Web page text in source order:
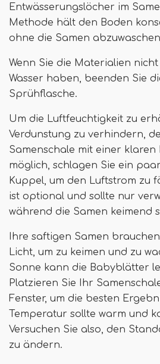
Entwässerungslöcher im
Methode hält den Boden
ohne die Samen
Wenn Sie die Materialien
Wasser haben, beenden Sie
Sprühflasche.
Um die Luftfeuchtigkeit zu
Verdunstung zu verhindern,
Samenschale mit einer klaren
möglich, schlagen Sie ein
Kuppel, um den Luftstrom zu
ist optional und sollte nur
während die Samen keimend
Ihre saftigen Samen
Licht, um zu keimen und zu
Sonne kann die Babyblätter
Platzieren Sie Ihr
Fenster, um die besten
Temperatur sollte warm und
Versuchen Sie also, den
zu ändern.